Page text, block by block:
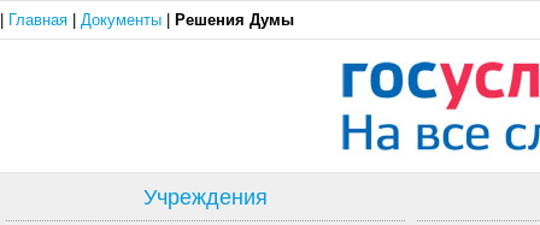
Главная Документы Решения Думы
Учреждения